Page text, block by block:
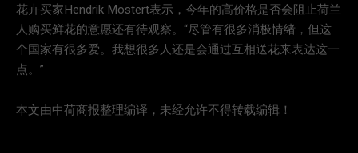
花卉买家Hendrik Mostert表示，今年的高价格是否会阻止荷兰
人购买鲜花的意愿还有待观察。“尽管有很多消极情绪，但这
个国家有很多爱。我想很多人还是会通过互相送花来表达这一
点。”
本文由中荷商报整理编译，未经允许不得转载编辑！